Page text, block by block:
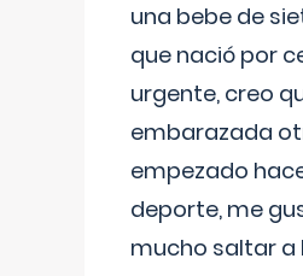
una bebe de
que nació por
urgente, creo
embarazada
empezado
deporte, me
mucho saltar a